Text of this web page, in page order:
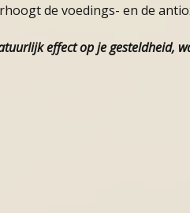
de voedings- en de
effect op je gesteldheid,